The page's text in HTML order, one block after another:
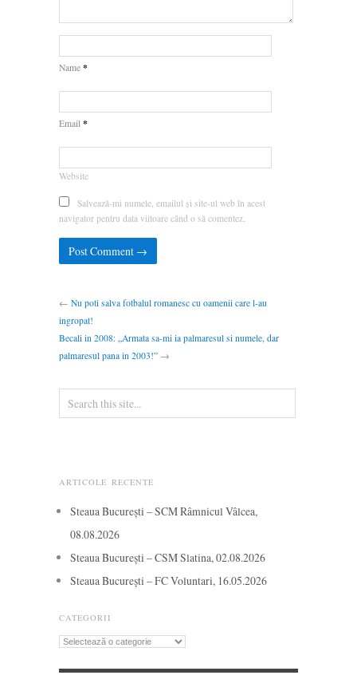
Name *
Email *
Website
Salvează-mi numele, emailul și site-ul web în acest
navigator pentru data viitoare când o să comentez.
← Nu poti salva fotbalul romanesc cu oamenii care l-au
ingropat!
Becali in 2008: „Armata sa-mi ia palmaresul si numele, dar
palmaresul pana in 2003!” →
ARTICOLE RECENTE
Steaua București – SCM Râmnicul Vâlcea,
08.08.2026
Steaua București – CSM Slatina, 02.08.2026
Steaua București – FC Voluntari, 16.05.2026
CATEGORII
Categorii